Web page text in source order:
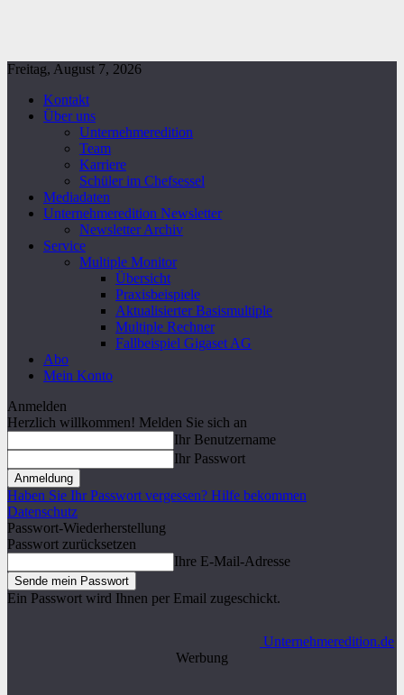
Freitag, August 7, 2026
Kontakt
Über uns
Unternehmeredition
Team
Karriere
Schüler im Chefsessel
Mediadaten
Unternehmeredition Newsletter
Newsletter Archiv
Service
Multiple Monitor
Übersicht
Praxisbeispiele
Aktualisierter Basismultiple
Multiple Rechner
Fallbeispiel Gigaset AG
Abo
Mein Konto
Anmelden
Herzlich willkommen! Melden Sie sich an
Ihr Benutzername
Ihr Passwort
Haben Sie Ihr Passwort vergessen? Hilfe bekommen
Datenschutz
Passwort-Wiederherstellung
Passwort zurücksetzen
Ihre E-Mail-Adresse
Ein Passwort wird Ihnen per Email zugeschickt.
Unternehmeredition.de
Werbung